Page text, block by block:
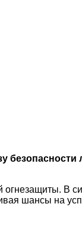
В
шансы на